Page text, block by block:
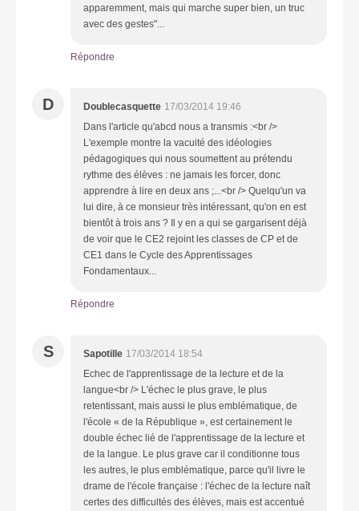
apparemment, mais qui marche super bien, un truc
avec des gestes"...
Répondre
D Doublecasquette 17/03/2014 19:46
Dans l'article qu'abcd nous a transmis :<br />
L'exemple montre la vacuité des idéologies
pédagogiques qui nous soumettent au prétendu
rythme des élèves : ne jamais les forcer, donc
apprendre à lire en deux ans ;...<br /> Quelqu'un va
lui dire, à ce monsieur très intéressant, qu'on en est
bientôt à trois ans ? Il y en a qui se gargarisent déjà
de voir que le CE2 rejoint les classes de CP et de
CE1 dans le Cycle des Apprentissages
Fondamentaux...
Répondre
S Sapotille 17/03/2014 18:54
Echec de l'apprentissage de la lecture et de la
langue<br /> L'échec le plus grave, le plus
retentissant, mais aussi le plus emblématique, de
l'école « de la République », est certainement le
double échec lié de l'apprentissage de la lecture et
de la langue. Le plus grave car il conditionne tous
les autres, le plus emblématique, parce qu'il livre le
drame de l'école française : l'échec de la lecture naît
certes des difficultés des élèves, mais est accentué